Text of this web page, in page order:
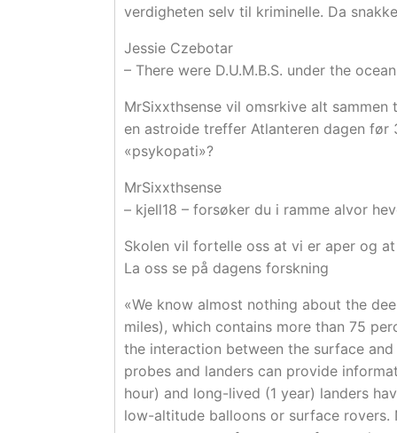
verdigheten selv til kriminelle. Da
Jessie Czebotar
– There were D.U.M.B.S. under the
MrSixxthsense vil omsrkive alt
en astroide treffer Atlanteren dagen
«psykopati»?
MrSixxthsense
– kjell18 – forsøker du i ramme alvor
Skolen vil fortelle oss at vi er aper og
La oss se på dagens forskning
«We know almost nothing about the
miles), which contains more than 75
the interaction between the surface
probes and landers can provide
hour) and long-lived (1 year) landers
low-altitude balloons or surface